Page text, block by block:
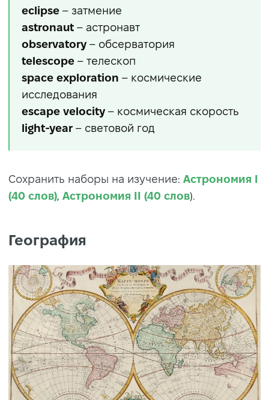
eclipse – затмение
astronaut – астронавт
observatory– обсерватория
telescope – телескоп
space exploration – космические
исследования
escape velocity– космическая скорость
light-year – световой год
Сохранить наборы на изучение: Астрономия I
(40 слов), Астрономия II (40 слов).
География